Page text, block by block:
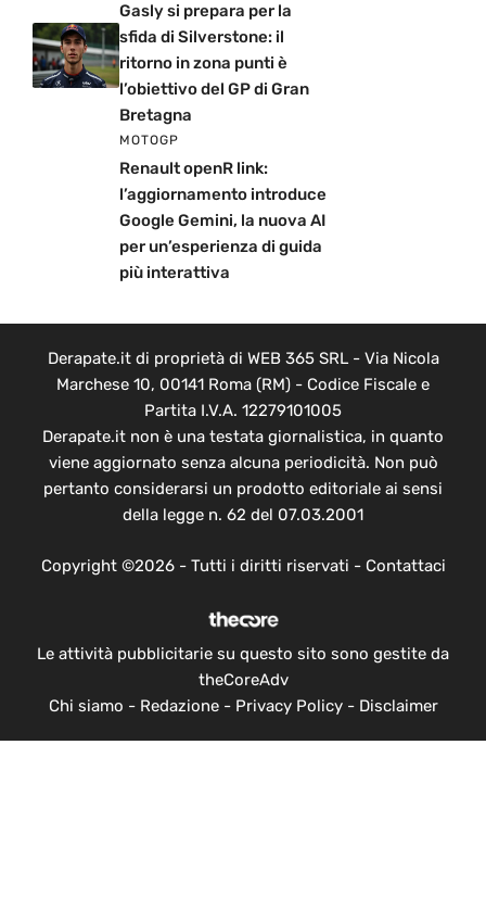
Gasly si prepara per la
sfida di Silverstone: il
ritorno in zona punti è
l’obiettivo del GP di Gran
Bretagna
MOTOGP
Renault openR link:
l’aggiornamento introduce
Google Gemini, la nuova AI
per un’esperienza di guida
più interattiva
Derapate.it di proprietà di WEB 365 SRL - Via Nicola
Marchese 10, 00141 Roma (RM) - Codice Fiscale e
Partita I.V.A. 12279101005
Derapate.it non è una testata giornalistica, in quanto
viene aggiornato senza alcuna periodicità. Non può
pertanto considerarsi un prodotto editoriale ai sensi
della legge n. 62 del 07.03.2001
Copyright ©2026 - Tutti i diritti riservati - Contattaci
Le attività pubblicitarie su questo sito sono gestite da
theCoreAdv
Chi siamo - Redazione- Privacy Policy- Disclaimer